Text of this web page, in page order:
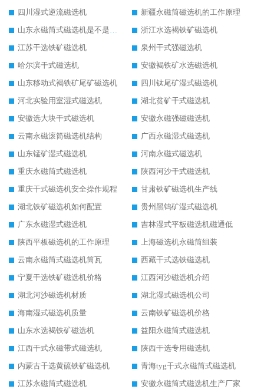
四川湿式逆流磁选机
新疆永磁筒磁选机的工作原理
山东永磁筒式磁选机是不是强磁
浙江水选褐铁矿磁选机
江苏干选铁矿磁选机
泉州干式强磁选机
哈尔滨干式磁选机
安徽褐铁矿水选磁选机
山东移动式褐铁矿尾矿磁选机
四川钛尾矿湿式磁选机
河北实验用室湿式磁选机
湖北贫矿干式磁选机
安徽选大块干式磁选机
安徽永磁强磁磁选机
云南永磁滚筒磁选机结构
广西永磁湿式磁选机
山东锰矿湿式磁选机
河南永磁式磁选机
重庆永磁筒式磁选机
陕西河沙干式磁选机
重庆干式磁选机安全操作规程
甘肃铁矿磁选机生产线
湖北铁矿磁选机如何配置
贵州黑钨矿湿式磁选机
广东永磁湿式磁选机
吉林湿式平板磁选机磁通低
陕西平板磁选机的工作原理
上海磁选机永磁筒组装
云南永磁筒式磁选机筒瓦
西藏干式选铁磁选机
宁夏干选铁矿磁选机价格
江西河沙磁选机介绍
湖北河沙磁选机材质
湖北湿式磁选机公司
海南湿式磁选机质量
云南铁矿磁选机价格
山东水选褐铁矿磁选机
益阳永磁筒式磁选机
江西干式永磁带式磁选机
陕西干选专用磁选机
内蒙古干选黄硫铁矿磁选机
青海tyg干式永磁筒式磁选机
江苏永磁筒式磁选机
安徽永磁筒式磁选机生产厂家